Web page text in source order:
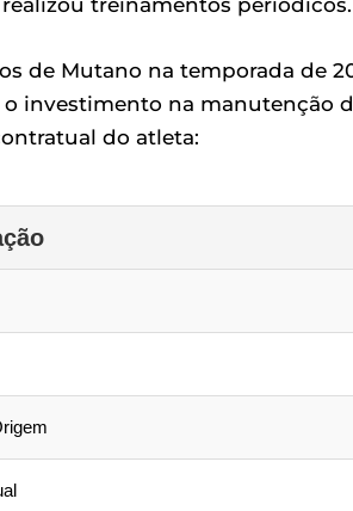
treinamentos periódicos.
de Mutano na temporada de
investimento na manutenção
do atleta: